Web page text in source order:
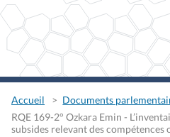
Accueil
Documents
RQE 169-2° Ozkara Emin -
subsides relevant des